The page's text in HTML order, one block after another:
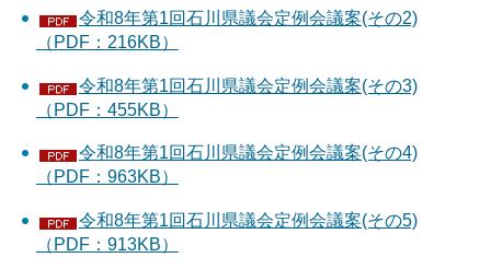
令和8年第1回石川県議会定例会議案(その2)
（PDF：216KB）
令和8年第1回石川県議会定例会議案(その3)
（PDF：455KB）
令和8年第1回石川県議会定例会議案(その4)
（PDF：963KB）
令和8年第1回石川県議会定例会議案(その5)
（PDF：913KB）